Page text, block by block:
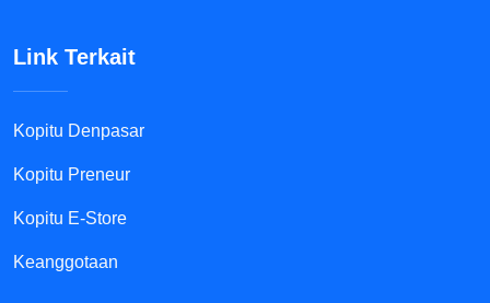
Link Terkait
Kopitu Denpasar
Kopitu Preneur
Kopitu E-Store
Keanggotaan